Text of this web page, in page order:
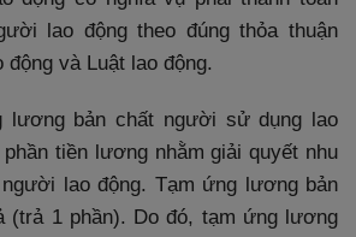
lao động theo đúng thỏa thuận
và Luật lao động.
lương bản chất người sử dụng lao
tiền lương nhằm giải quyết nhu
lao động. Tạm ứng lương bản
(trả 1 phần). Do đó, tạm ứng lương